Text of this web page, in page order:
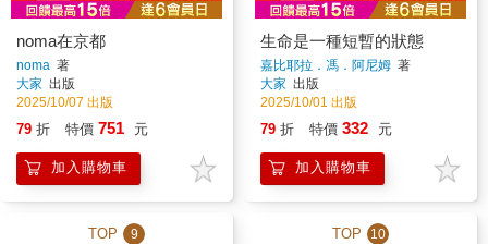
noma在京都
noma 著
大家 出版
2025/10/07 出版
79 折 特價 751 元
加入購物車
生命是一種短暫的狀態
嘉比耶拉．馮．阿尼姆 著
大家 出版
2025/10/01 出版
79 折 特價 332 元
加入購物車
TOP 9 TOP 10